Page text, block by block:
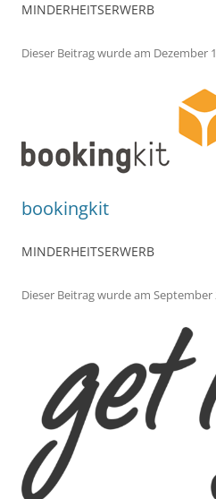
MINDERHEITSERWERB
Dieser Beitrag wurdeam Dezember
bookingkit
MINDERHEITSERWERB
Dieser Beitrag wurdeam September